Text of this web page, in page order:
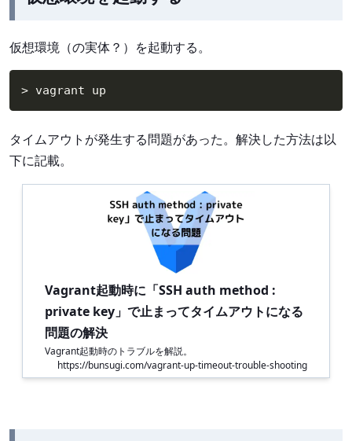
仮想環境（の実体？）を起動する。
> vagrant up
タイムアウトが発生する問題があった。解決した方法は以
下に記載。
Vagrant起動時に「SSH auth method :
private key」で止まってタイムアウトになる
問題の解決
Vagrant起動時のトラブルを解説。
https://bunsugi.com/vagrant-up-timeout-trouble-shooting